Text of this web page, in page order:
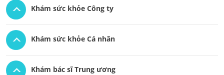
Khám sức khỏe Công ty
Khám sức khỏe Cá nhân
Khám bác sĩ Trung ương